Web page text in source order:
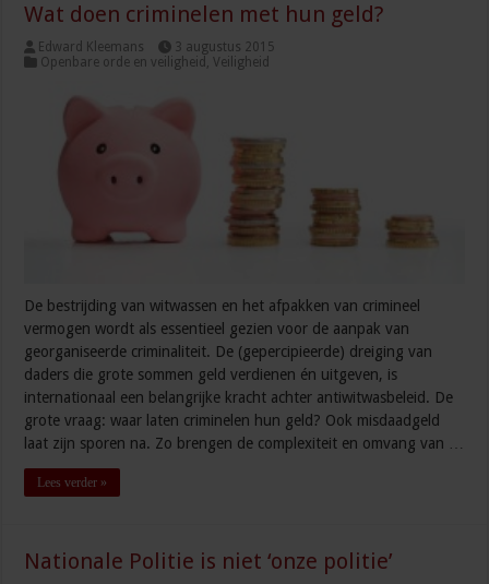
Wat doen criminelen met hun geld?
Edward Kleemans
3 augustus 2015
Openbare orde en veiligheid ,Veiligheid
De bestrijding van witwassen en het afpakken van crimineel
vermogen wordt als essentieel gezien voor de aanpak van
georganiseerde criminaliteit. De (gepercipieerde) dreiging van
daders die grote sommen geld verdienen én uitgeven, is
internationaal een belangrijke kracht achter antiwitwasbeleid. De
grote vraag: waar laten criminelen hun geld? Ook misdaadgeld
laat zijn sporen na. Zo brengen de complexiteit en omvang van …
Lees verder »
Nationale Politie is niet ‘onze politie’